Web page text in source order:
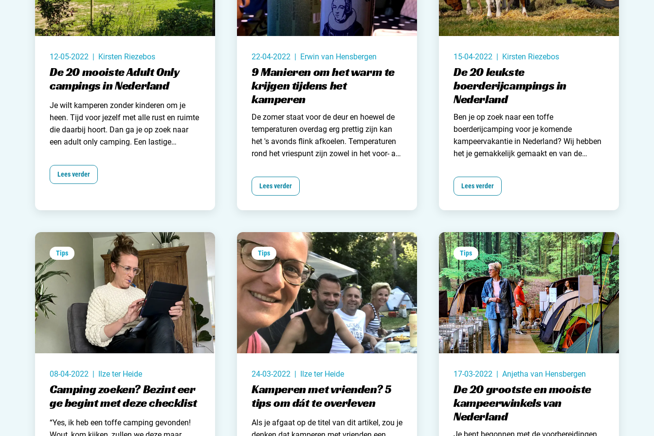
12-05-2022 | Kirsten Riezebos
De 20 mooiste Adult Only
campings in Nederland
Je wilt kamperen zonder kinderen om je
heen. Tijd voor jezelf met alle rust en ruimte
die daarbij hoort. Dan ga je op zoek naar
een adult only camping. Een lastige
steeds meer kind vrije campings te vinden.
En om het je extra makkelijk te maken
Lees verder
22-04-2022 | Erwin van Hensbergen
9 Manieren om het warm te
krijgen tijdens het
kamperen
De zomer staat voor de deur en hoewel de
temperaturen overdag erg prettig zijn kan
het 's avonds flink afkoelen. Temperaturen
rond het vriespunt zijn zowel in het voor- als
je hier niet goed op hebt voorbereid kan de
kou je kampeervakantie aardig vergallen.
Lees verder
15-04-2022 | Kirsten Riezebos
De 20 leukste
boerderijcampings in
Nederland
Ben je op zoek naar een toffe
boerderijcamping voor je komende
kampeervakantie in Nederland? Wij hebben
het je gemakkelijk gemaakt en van de
boerencampings een top-20 samengesteld.
Een handig rijtje waardoor jij vast inspiratie
Lees verder
Tips
08-04-2022 | Ilze ter Heide
Camping zoeken? Bezint eer
ge begint met deze checklist
“Yes, ik heb een toffe camping gevonden!
Tips
24-03-2022 | Ilze ter Heide
Kamperen met vrienden? 5
tips om dát te overleven
Als je afgaat op de titel van dit artikel, zou je
Tips
17-03-2022 | Anjetha van Hensbergen
De 20 grootste en mooiste
kampeerwinkels van
Nederland